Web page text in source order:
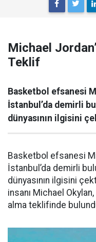
Michael
Teklif
Basketbol efsanesi
İstanbul’da demirli
dünyasının ilgisini
Basketbol efsanesi
İstanbul’da demirli
dünyasının ilgisini
insanı Michael Okylan,
alma teklifinde